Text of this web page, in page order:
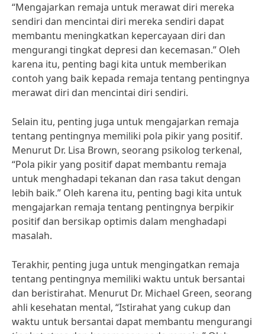
“Mengajarkan remaja untuk merawat diri mereka
sendiri dan mencintai diri mereka sendiri dapat
membantu meningkatkan kepercayaan diri dan
mengurangi tingkat depresi dan kecemasan.” Oleh
karena itu, penting bagi kita untuk memberikan
contoh yang baik kepada remaja tentang pentingnya
merawat diri dan mencintai diri sendiri.
Selain itu, penting juga untuk mengajarkan remaja
tentang pentingnya memiliki pola pikir yang positif.
Menurut Dr. Lisa Brown, seorang psikolog terkenal,
“Pola pikir yang positif dapat membantu remaja
untuk menghadapi tekanan dan rasa takut dengan
lebih baik.” Oleh karena itu, penting bagi kita untuk
mengajarkan remaja tentang pentingnya berpikir
positif dan bersikap optimis dalam menghadapi
masalah.
Terakhir, penting juga untuk mengingatkan remaja
tentang pentingnya memiliki waktu untuk bersantai
dan beristirahat. Menurut Dr. Michael Green, seorang
ahli kesehatan mental, “Istirahat yang cukup dan
waktu untuk bersantai dapat membantu mengurangi